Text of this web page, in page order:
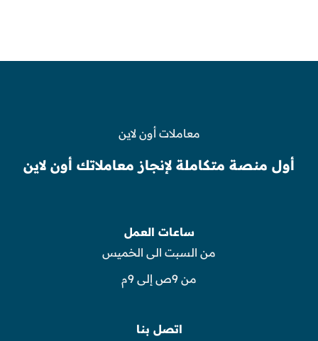
معاملات أون لاين
أول منصة متكاملة لإنجاز معاملاتك أون لاين
ساعات العمل
من السبت الى الخميس
من 9ص إلى 9م
اتصل بنا